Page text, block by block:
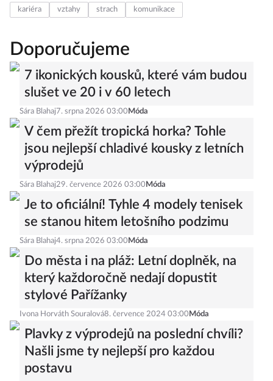
kariéra vztahy strach komunikace
Doporučujeme
7 ikonických kousků, které vám budou
slušet ve 20 i v 60 letech
Sára Blahaj 7. srpna 2026 03:00 Móda
V čem přežít tropická horka? Tohle
jsou nejlepší chladivé kousky z letních
výprodejů
Sára Blahaj29. července 2026 03:00 Móda
Je to oficiální! Tyhle 4 modely tenisek
se stanou hitem letošního podzimu
Sára Blahaj4. srpna 2026 03:00 Móda
Do města i na pláž: Letní doplněk, na
který každoročně nedají dopustit
stylové Pařížanky
Ivona Horváth Souralová8. července 2024 03:00 Móda
Plavky z výprodejů na poslední chvíli?
Našli jsme ty nejlepší pro každou
postavu